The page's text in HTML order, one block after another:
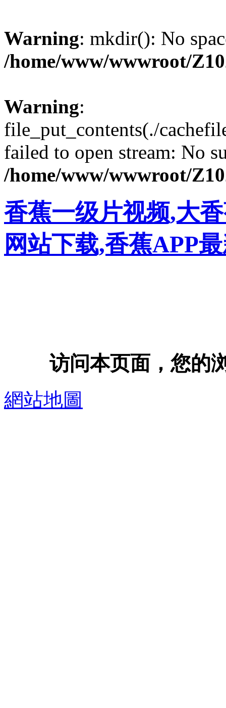
Warning: mkdir(): No
/home/www/wwwroot/
Warning:
file_put_contents(./
failed to open stream: No
/home/www/wwwroot/
香蕉一级片视频,大
网站下载,香蕉APP
访问本页面，您的
網站地圖